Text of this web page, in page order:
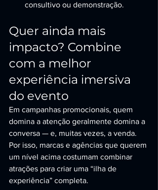
consultivo ou demonstração.
Quer ainda mais
impacto? Combine
com a melhor
experiência imersiva
do evento
Em campanhas promocionais, quem
domina a atenção geralmente domina a
conversa — e, muitas vezes, a venda.
Por isso, marcas e agências que querem
um nível acima costumam combinar
atrações para criar uma “ilha de
experiência” completa.